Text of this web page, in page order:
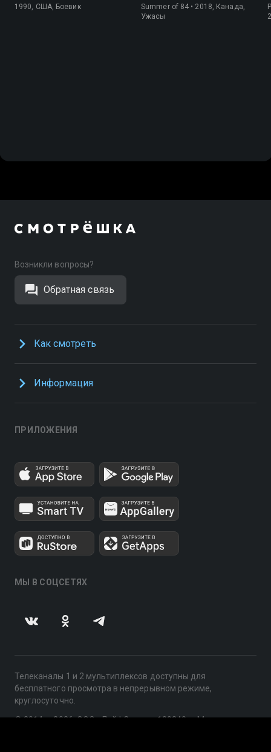
1990, США, Боевик
Summer of 84 • 2018, Канада,
Ужасы
Возникли вопросы?
Обратная связь
Как смотреть
Информация
ПРИЛОЖЕНИЯ
МЫ В СОЦСЕТЯХ
Телеканалы 1 и 2 мультиплексов доступны для
бесплатного просмотра в непрерывном режиме,
круглосуточно.
© 2014 — 2026, ООО «ЛайфСтрим», 109240, г. Москва,